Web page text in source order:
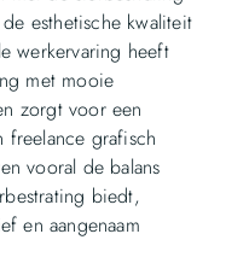
esthetische kwaliteit
werkervaring heeft
met mooie
zorgt voor een
freelance grafisch
vooral de balans
biedt,
en aangenaam